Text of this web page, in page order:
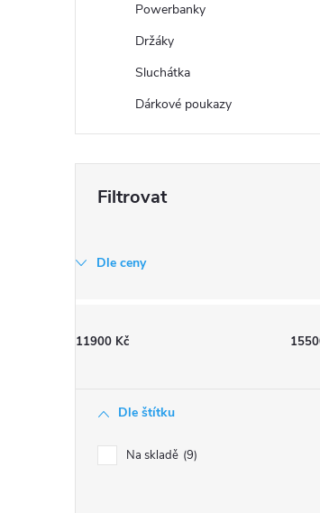
Powerbanky
Držáky
Sluchátka
Dárkové poukazy
Dle ceny
11900 Kč
Dle štítku
Na skladě 9